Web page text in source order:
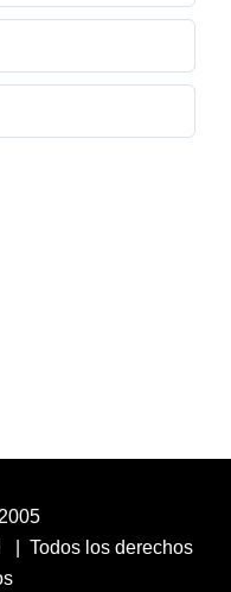
| Todos los derechos